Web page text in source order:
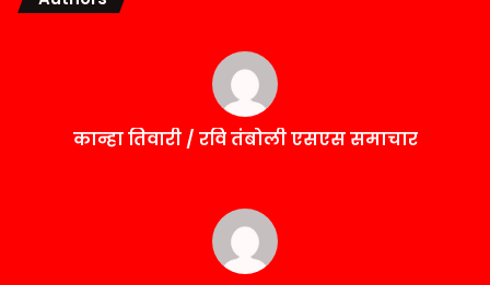
कान्हा तिवारी / रवि तंबोली एसएस समाचार